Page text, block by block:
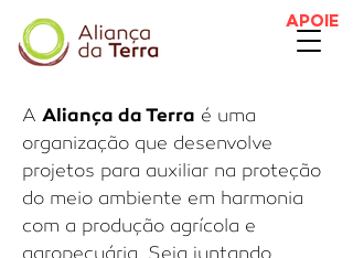
APOIE
A Aliança da Terra é uma
organização que desenvolve
projetos para auxiliar na proteção
do meio ambiente em harmonia
com a produção agrícola e
agropecuária. Seja juntando